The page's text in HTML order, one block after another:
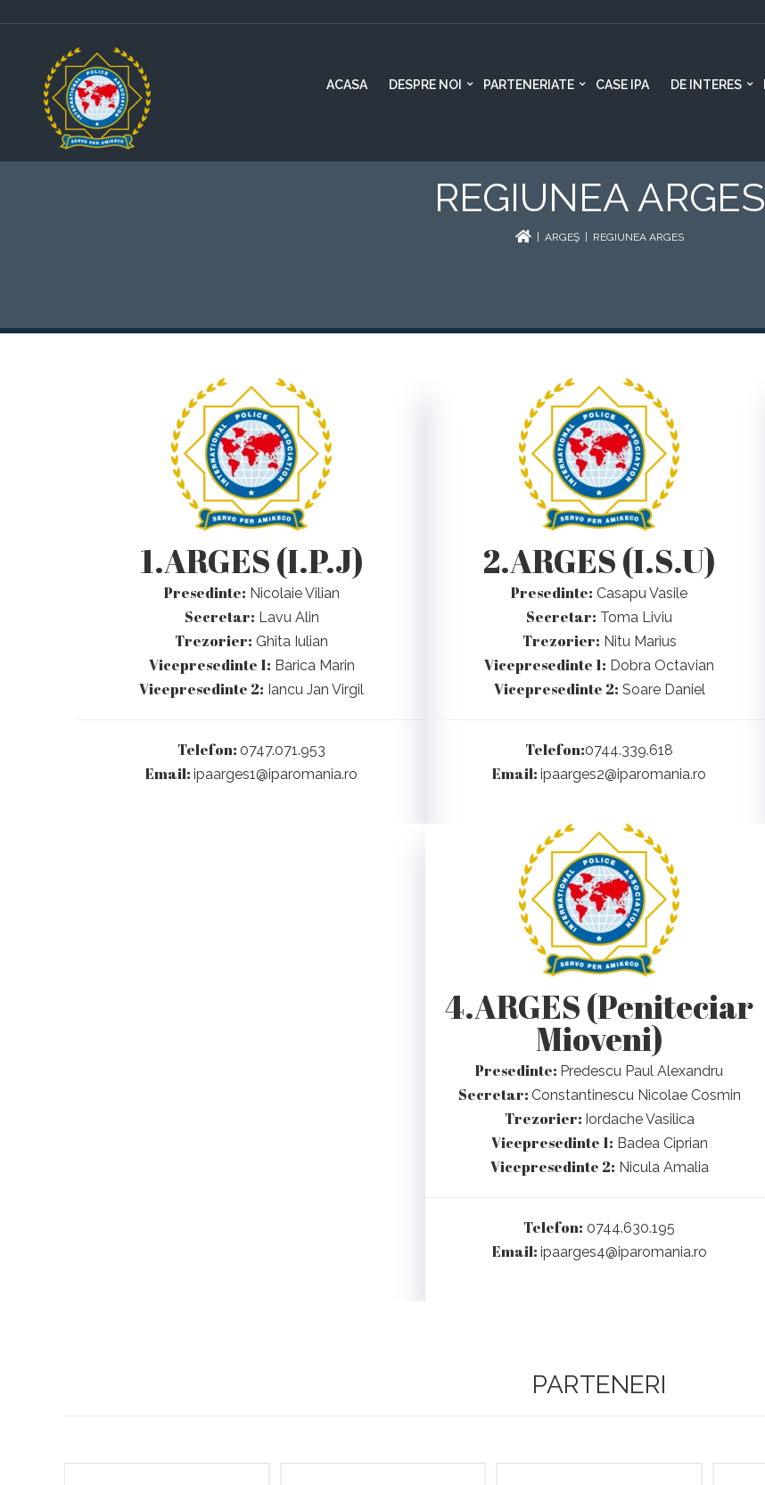
ACASA DESPRE NOI PARTENERIATE CASE IPA DE INTERES
REGIUNEA ARGES
| ARGEŞ| REGIUNEA ARGES
1.ARGES (I.P.J)
Presedinte: Nicolaie Vilian
Secretar: Lavu Alin
Trezorier: Ghita Iulian
Vicepresedinte 1: Barica Marin
Vicepresedinte 2: Iancu Jan Virgil
Telefon: 0747.071.953
Email: ipaarges1@iparomania.ro
2.ARGES (I.S.U)
Presedinte: Casapu Vasile
Secretar: Toma Liviu
Trezorier: Nitu Marius
Vicepresedinte 1: Dobra Octavian
Vicepresedinte 2: Soare Daniel
Telefon:0744.339.618
Email: ipaarges2@iparomania.ro
4.ARGES (Peniteciar
Mioveni)
Presedinte: Predescu Paul Alexandru
Secretar: Constantinescu Nicolae Cosmin
Trezorier: Iordache Vasilica
Vicepresedinte 1: Badea Ciprian
Vicepresedinte 2: Nicula Amalia
Telefon: 0744.630.195
Email: ipaarges4@iparomania.ro
PARTENERI